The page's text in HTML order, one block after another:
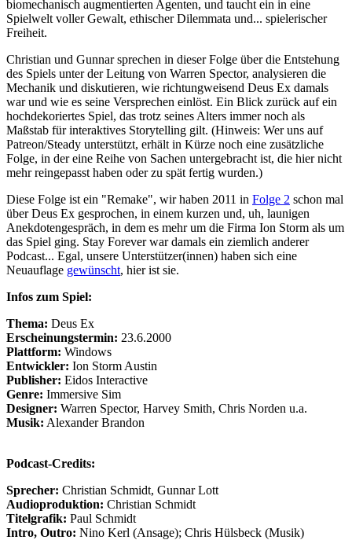
biomechanisch augmentierten Agenten, und taucht ein in eine
Spielwelt voller Gewalt, ethischer Dilemmata und... spielerischer
Freiheit.
Christian und Gunnar sprechen in dieser Folge über die Entstehung
des Spiels unter der Leitung von Warren Spector, analysieren die
Mechanik und diskutieren, wie richtungweisend Deus Ex damals
war und wie es seine Versprechen einlöst. Ein Blick zurück auf ein
hochdekoriertes Spiel, das trotz seines Alters immer noch als
Maßstab für interaktives Storytelling gilt. (Hinweis: Wer uns auf
Patreon/Steady unterstützt, erhält in Kürze noch eine zusätzliche
Folge, in der eine Reihe von Sachen untergebracht ist, die hier nicht
mehr reingepasst haben oder zu spät fertig wurden.)
Diese Folge ist ein "Remake", wir haben 2011 in Folge 2 schon mal
über Deus Ex gesprochen, in einem kurzen und, uh, launigen
Anekdotengespräch, in dem es mehr um die Firma Ion Storm als um
das Spiel ging. Stay Forever war damals ein ziemlich anderer
Podcast... Egal, unsere Unterstützer(innen) haben sich eine
Neuauflage gewünscht, hier ist sie.
Infos zum Spiel:
Thema: Deus Ex
Erscheinungstermin: 23.6.2000
Plattform: Windows
Entwickler: Ion Storm Austin
Publisher: Eidos Interactive
Genre: Immersive Sim
Designer: Warren Spector, Harvey Smith, Chris Norden u.a.
Musik: Alexander Brandon
Podcast-Credits:
Sprecher: Christian Schmidt, Gunnar Lott
Audioproduktion: Christian Schmidt
Titelgrafik: Paul Schmidt
Intro, Outro: Nino Kerl (Ansage); Chris Hülsbeck (Musik)